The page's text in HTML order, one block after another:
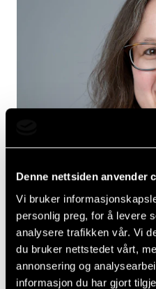
Denne nettsiden anvender
Vi bruker
personlig preg, for å levere
analysere trafikken vår. Vi
du bruker nettstedet vårt,
annonsering og
informasjon du har gjort
Hva gjør du nå, Aslaug